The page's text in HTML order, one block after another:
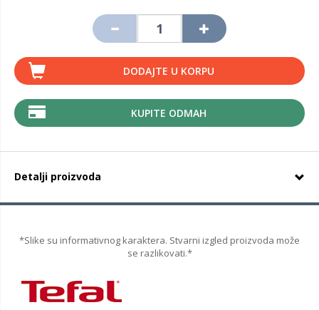
DODAJTE U KORPU
KUPITE ODMAH
Detalji proizvoda
*Slike su informativnog karaktera. Stvarni izgled proizvoda može
se razlikovati.*